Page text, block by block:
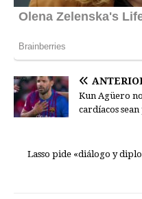
Kun Agüero
cardíacos
Lasso pide «diálogo y